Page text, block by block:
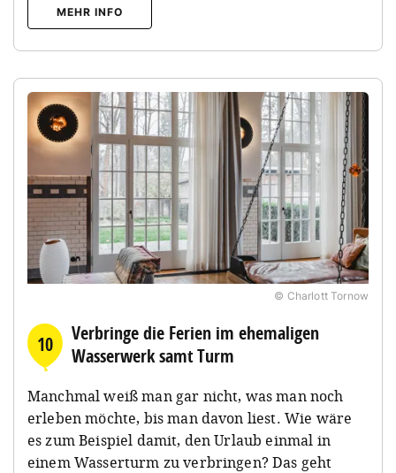
MEHR INFO
© Charlott Tornow
10
Verbringe die Ferien im ehemaligen
Wasserwerk samt Turm
Manchmal weiß man gar nicht, was man noch
erleben möchte, bis man davon liest. Wie wäre
es zum Beispiel damit, den Urlaub einmal in
einem Wasserturm zu verbringen? Das geht